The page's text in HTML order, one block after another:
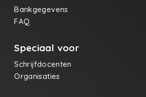
Bankgegevens
FAQ
Speciaal voor
Schrijfdocenten
Organisaties